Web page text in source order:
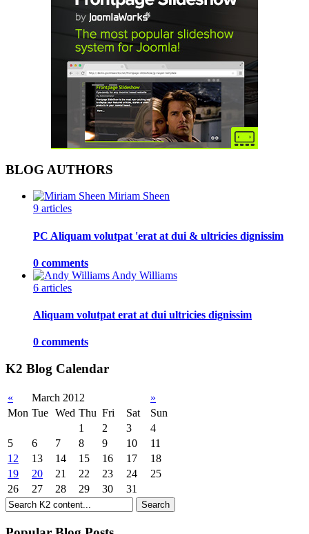
BLOG AUTHORS
Miriam Sheen
9 articles
PC Aliquam volutpat 'erat at dui & ultricies dignissim
0 comments
Andy Williams
6 articles
Aliquam volutpat erat at dui ultricies dignissim
0 comments
K2 Blog Calendar
« March 2012
»
Mon Tue Wed Thu Fri Sat
Sun
1
2 3
4
5
6 7 8 9 10
11
12
13 14 15 16 17
18
19
20 21 22 23 24
25
26
27 28 29 30 31